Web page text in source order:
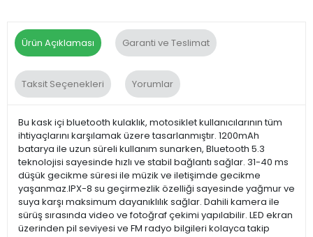
Ürün Açıklaması Garanti ve Teslimat
Taksit Seçenekleri Yorumlar
Bu kask içi bluetooth kulaklık, motosiklet kullanıcılarının tüm
ihtiyaçlarını karşılamak üzere tasarlanmıştır. 1200mAh
batarya ile uzun süreli kullanım sunarken, Bluetooth 5.3
teknolojisi sayesinde hızlı ve stabil bağlantı sağlar. 31-40 ms
düşük gecikme süresi ile müzik ve iletişimde gecikme
yaşanmaz.IPX-8 su geçirmezlik özelliği sayesinde yağmur ve
suya karşı maksimum dayanıklılık sağlar. Dahili kamera ile
sürüş sırasında video ve fotoğraf çekimi yapılabilir. LED ekran
üzerinden pil seviyesi ve FM radyo bilgileri kolayca takip